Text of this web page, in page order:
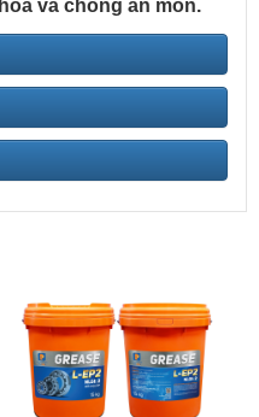
và chống ăn mòn.